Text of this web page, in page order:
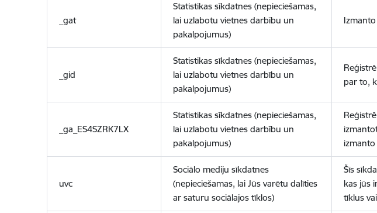
_gat
Statistikas sīkdatnes (nepieciešamas,
lai uzlabotu vietnes darbību un
pakalpojumus)
_gid
Statistikas sīkdatnes (nepieciešamas,
lai uzlabotu vietnes darbību un
pakalpojumus)
par to,
_ga_ES4SZRK7LX
Statistikas sīkdatnes (nepieciešamas,
lai uzlabotu vietnes darbību un
pakalpojumus)
izmanto
uvc
Sociālo mediju sīkdatnes
(nepieciešamas, lai Jūs varētu dalīties
ar saturu sociālajos tīklos)
Šīs
kas jūs
tīklus